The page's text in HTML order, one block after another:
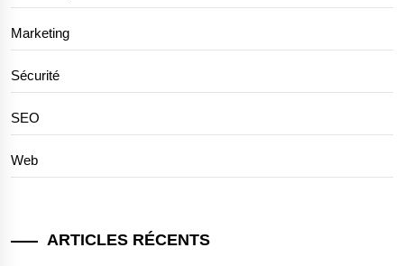
Marketing
Sécurité
SEO
Web
ARTICLES RÉCENTS